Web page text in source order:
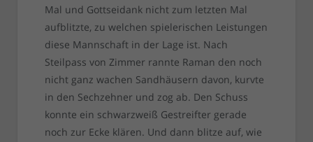
Mal und Gottseidank nicht zum letzten Mal
aufblitzte, zu welchen spielerischen Leistungen
diese Mannschaft in der Lage ist. Nach
Steilpass von Zimmer rannte Raman den noch
nicht ganz wachen Sandhäusern davon, kurvte
in den Sechzehner und zog ab. Den Schuss
konnte ein schwarzweiß Gestreifter gerade
noch zur Ecke klären. Und dann blitze auf, wie